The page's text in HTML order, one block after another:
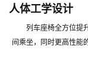
人体工学设计
列车座椅全方位提
间乘坐，同时更高性能